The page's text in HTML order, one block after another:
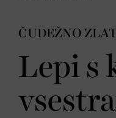
ČUDEŽNO
Lepi s